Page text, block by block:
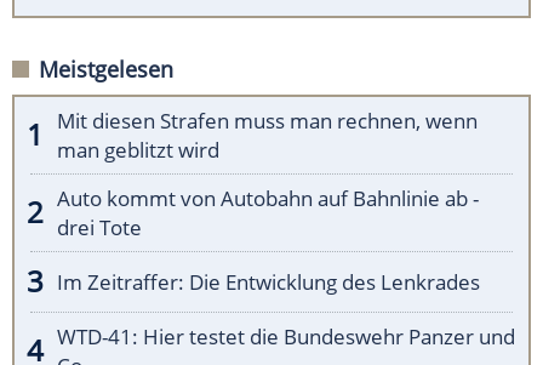
Meistgelesen
Mit diesen Strafen muss man rechnen, wenn
man geblitzt wird
Auto kommt von Autobahn auf Bahnlinie ab -
drei Tote
Im Zeitraffer: Die Entwicklung des Lenkrades
WTD-41: Hier testet die Bundeswehr Panzer und